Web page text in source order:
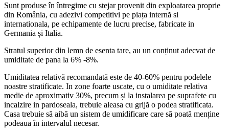
Sunt produse în întregime cu stejar provenit din exploatarea proprie
din România, cu adezivi competitivi pe piața internă si
internationala, pe echipamente de lucru precise, fabricate in
Germania și Italia.
Stratul superior din lemn de esenta tare, au un conținut adecvat de
umiditate de pana la 6% -8%.
Umiditatea relativă recomandată este de 40-60% pentru podelele
noastre stratificate. In zone foarte uscate, cu o umiditate relativa
medie de aproximativ 30%, precum și la instalarea pe suprafete cu
incalzire in pardoseala, trebuie aleasa cu grijă o podea stratificata.
Casa trebuie să aibă un sistem de umidificare care să poată menține
podeaua în intervalul necesar.